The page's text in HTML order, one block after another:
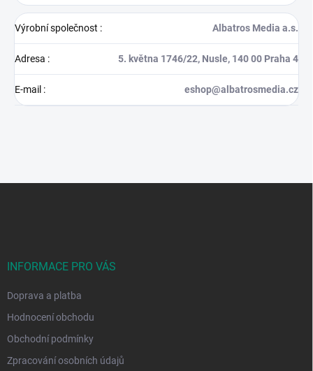
Výrobní společnost : Albatros Media a.s.
Adresa : 5. května 1746/22, Nusle, 140 00 Praha 4
E-mail : eshop@albatrosmedia.cz
INFORMACE PRO VÁS
Doprava a platba
Hodnocení obchodu
Obchodní podmínky
Zpracování osobních údajů